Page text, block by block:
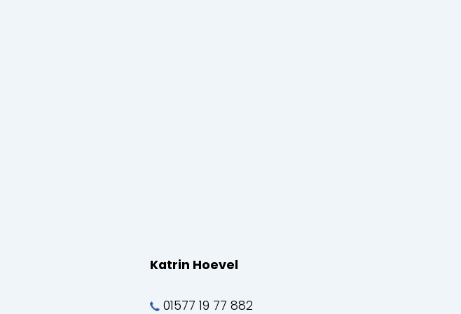
Katrin Hoevel
01577 19 77 882